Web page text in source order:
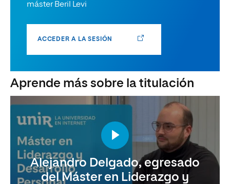
máster Beril Levi
ACCEDER A LA SESIÓN
Aprende más sobre la titulación
Alejandro Delgado, egresado
del Máster en Liderazgo y